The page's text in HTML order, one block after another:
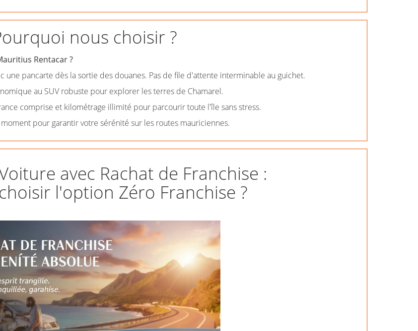
nous choisir ?
Rentacar ?
une pancarte dès la sortie des douanes. Pas de file d'attente interminable au guichet.
au SUV robuste pour explorer les terres de Chamarel.
comprise et kilométrage illimité pour parcourir toute l'île sans stress.
pour garantir votre sérénité sur les routes mauriciennes.
avec Rachat de Franchise :
l'option Zéro Franchise ?